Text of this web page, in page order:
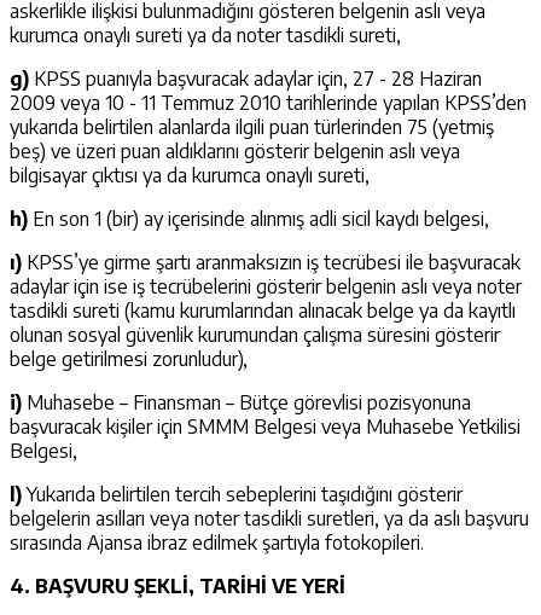
askerlikle ilişkisi bulunmadığını gösteren belgenin aslı veya
kurumca onaylı sureti ya da noter tasdikli sureti,
g) KPSS puanıyla başvuracak adaylar için, 27 - 28 Haziran
2009 veya 10 - 11 Temmuz 2010 tarihlerinde yapılan KPSS’den
yukarıda belirtilen alanlarda ilgili puan türlerinden 75 (yetmiş
beş) ve üzeri puan aldıklarını gösterir belgenin aslı veya
bilgisayar çıktısı ya da kurumca onaylı sureti,
h) En son 1 (bir) ay içerisinde alınmış adli sicil kaydı belgesi,
ı) KPSS’ye girme şartı aranmaksızın iş tecrübesi ile başvuracak
adaylar için ise iş tecrübelerini gösterir belgenin aslı veya noter
tasdikli sureti (kamu kurumlarından alınacak belge ya da kayıtlı
olunan sosyal güvenlik kurumundan çalışma süresini gösterir
belge getirilmesi zorunludur),
i) Muhasebe – Finansman – Bütçe görevlisi pozisyonuna
başvuracak kişiler için SMMM Belgesi veya Muhasebe Yetkilisi
Belgesi,
l)Yukarıda belirtilen tercih sebeplerini taşıdığını gösterir
belgelerin asılları veya noter tasdikli suretleri, ya da aslı başvuru
sırasında Ajansa ibraz edilmek şartıyla fotokopileri.
4. BAŞVURU ŞEKLİ, TARİHİ VE YERİ